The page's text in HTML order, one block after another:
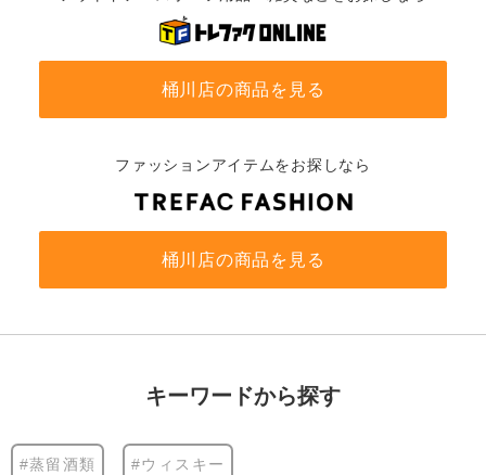
桶川店の商品を見る
ファッションアイテムをお探しなら
桶川店の商品を見る
キーワードから探す
#蒸留酒類 #ウィスキー